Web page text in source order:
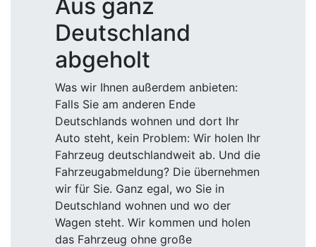
Aus ganz
Deutschland
abgeholt
Was wir Ihnen außerdem anbieten:
Falls Sie am anderen Ende
Deutschlands wohnen und dort Ihr
Auto steht, kein Problem: Wir holen Ihr
Fahrzeug deutschlandweit ab. Und die
Fahrzeugabmeldung? Die übernehmen
wir für Sie. Ganz egal, wo Sie in
Deutschland wohnen und wo der
Wagen steht. Wir kommen und holen
das Fahrzeug ohne große